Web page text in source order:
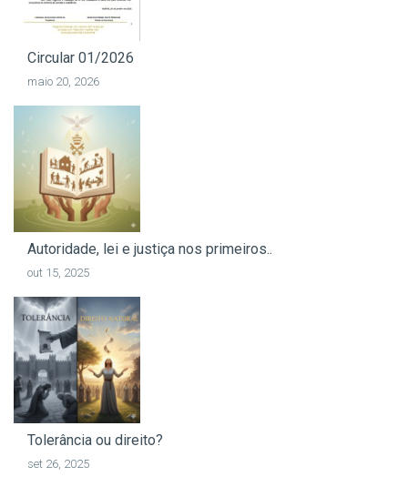
Circular 01/2026
maio 20, 2026
Autoridade, lei e justiça nos primeiros..
out 15, 2025
Tolerância ou direito?
set 26, 2025